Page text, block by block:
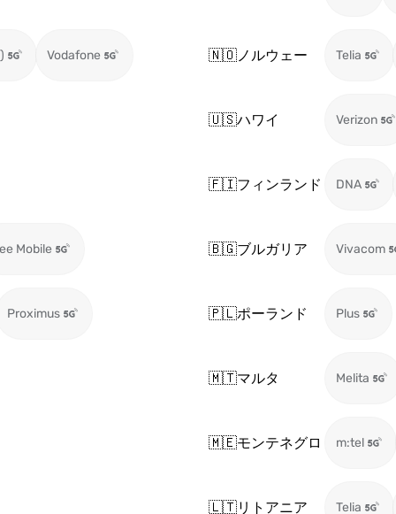
Vodafone 🇳🇴 ノルウェー Telia
🇺🇸ハワイ Verizon
🇫🇮フィンランド DNA
Mobile 🇧🇬ブルガリア Vivacom
Proximus 🇵🇱ポーランド Plus
🇲🇹マルタ Melita
🇲🇪モンテネグロ m:tel
🇱🇹リトアニア Telia